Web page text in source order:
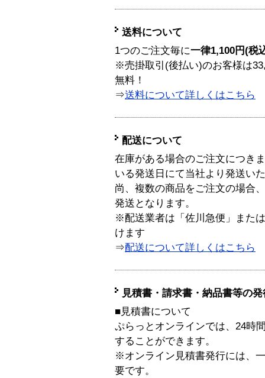
送料について
1つのご注文毎に一律1,100円(税
※売掛取引(後払い)のお客様は
無料！
⇒送料について詳しくはこちら
配送について
在庫がある場合のご注文につき
いる発送日にて当社より発送い
尚、複数の商品をご注文の場合
発送となります。
※配送業者は「佐川急便」また
けます
⇒配送について詳しくはこちら
見積書・請求書・納品書等の
■見積書について
ぷらっとオンラインでは、24時
することができます。
※オンライン見積書発行には、
要です。